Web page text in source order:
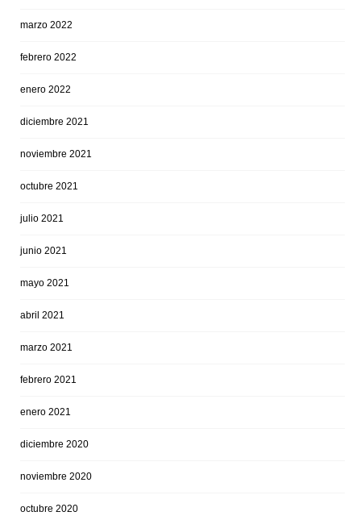
marzo 2022
febrero 2022
enero 2022
diciembre 2021
noviembre 2021
octubre 2021
julio 2021
junio 2021
mayo 2021
abril 2021
marzo 2021
febrero 2021
enero 2021
diciembre 2020
noviembre 2020
octubre 2020